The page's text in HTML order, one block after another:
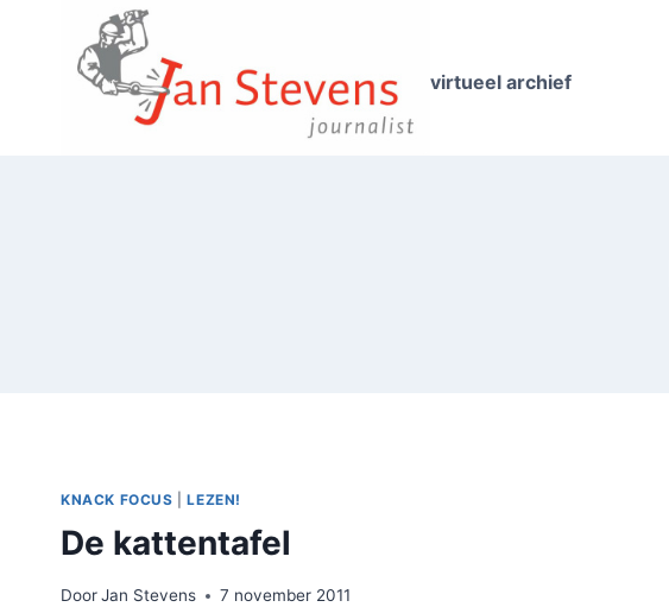
virtueel archief
KNACK FOCUS |LEZEN!
De kattentafel
DoorJan Stevens 7 november 2011